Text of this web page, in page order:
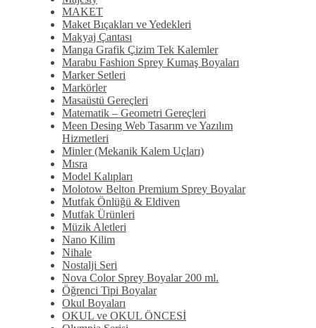
MAKET
Maket Bıçakları ve Yedekleri
Makyaj Çantası
Manga Grafik Çizim Tek Kalemler
Marabu Fashion Sprey Kumaş Boyaları
Marker Setleri
Markörler
Masaüstü Gereçleri
Matematik – Geometri Gereçleri
Meen Desing Web Tasarım ve Yazılım
Hizmetleri
Minler (Mekanik Kalem Uçları)
Mısra
Model Kalıpları
Molotow Belton Premium Sprey Boyalar
Mutfak Önlüğü & Eldiven
Mutfak Ürünleri
Müzik Aletleri
Nano Kilim
Nihale
Nostalji Seri
Nova Color Sprey Boyalar 200 ml.
Öğrenci Tipi Boyalar
Okul Boyaları
OKUL ve OKUL ÖNCESİ